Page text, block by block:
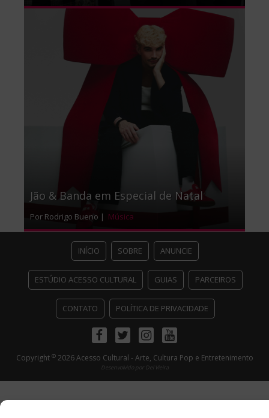
Jão & Banda em Especial de Natal
Por Rodrigo Bueno | Música
INÍCIO SOBRE ANUNCIE
ESTÚDIO ACESSO CULTURAL GUIAS PARCEIROS
CONTATO POLÍTICA DE PRIVACIDADE
FacebookTwitterInstagramYoutube
Copyright ©2026 Acesso Cultural - Arte, Cultura Pop e Entretenimento
Desenvolvido por Del Vieira